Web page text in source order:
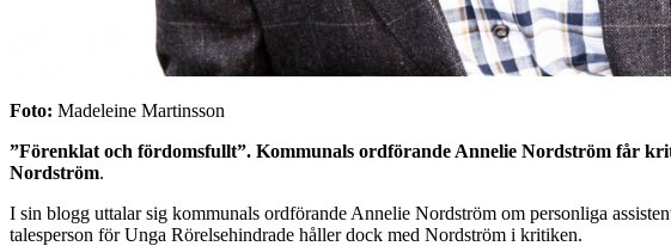
Foto: Madeleine Martinsson
”Förenklat och fördomsfullt”. Kommunals ordförande Annelie Nordström får
Nordström.
I sin blogg uttalar sig kommunals ordförande Annelie Nordström om personliga
talesperson för Unga Rörelsehindrade håller dock med Nordström i kritiken.